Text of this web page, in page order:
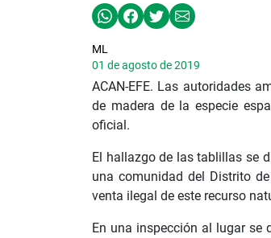
ML
01 de agosto de 2019
ACAN-EFE. Las autoridades
de madera de la especie
oficial.
El hallazgo de las tablillas se
una comunidad del Distrito
venta ilegal de este recurso
En una inspección al lugar se